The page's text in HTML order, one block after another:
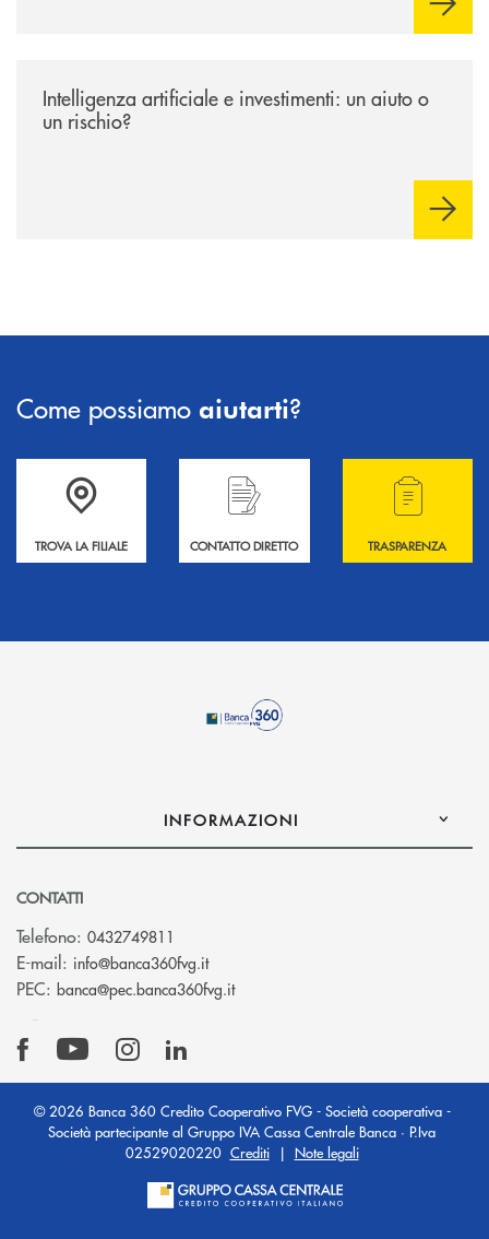
Intelligenza artificiale e investimenti: un aiuto o
un rischio?
Come possiamo aiutarti?
Accedi all' elenco completo delle filiali .
TROVA LA FILIALE
Hai bisogno di informazioni? Contattaci !
CONTATTO DIRETTO
Hai bisogno di
TRASPARENZA
INFORMAZIONI
CONTATTI
Telefono: 0432749811
E-mail: info@banca360fvg.it(si apre l’app di posta elettronica)
PEC: banca@pec.banca360fvg.it(si apre l’app di posta elettronica)
© 2026 Banca 360 Credito Cooperativo FVG - Società cooperativa -
Società partecipante al Gruppo IVA Cassa Centrale Banca · P.Iva
02529020220 Crediti| Note legali